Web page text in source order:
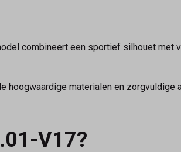
combineert een sportief silhouet met
hoogwaardige materialen en zorgvuldige
V17?